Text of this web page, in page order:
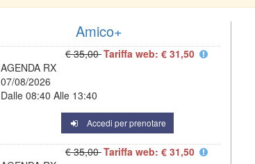
Amico+
€ 35,00Tariffa web: € 31,50
AGENDA RX
07/08/2026
Dalle 08:40 Alle 13:40
Accedi per prenotare
€ 35,00Tariffa web: € 31,50